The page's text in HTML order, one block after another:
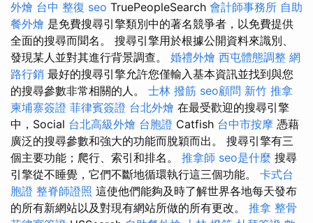
外燴 台中 整復 seo TruePeopleSearch 會計師事務所 自助
餐外燴 是免費搜尋引擎類別中的著名競爭者，以免費提供
全面的搜尋而聞名。 搜尋引擎用於根據公開資料來識別、
發現某人並對其進行背景調查。 婚禮外燴 西屯體態調整 網
路行銷 最好的搜尋引擎允許您僅輸入基本資訊並找到與您
的搜尋參​​數非常相關的人。 士林 撥筋 seo顧問 新竹 推拿
柬埔寨簽證 菲律賓簽證 台北外燴 在最受歡迎的搜尋引擎
中，Social 台北高級外燴 台胞證 Catfish 台中市按摩 憑藉
廣泛的搜尋參數和強大的功能而脫穎而出。 搜尋引擎有三
個主要功能；爬行、索引和排名。 推拿師 seo是什麼 搜尋
引擎從不睡覺，它們不斷地循環執行這三個功能。 卡式台
胞證 整脊師證照 這使他們能夠及時了解世界各地每天發布
的所有新網站以及對現有網站所做的所有更改。 推拿 整骨